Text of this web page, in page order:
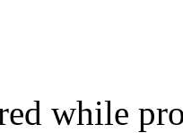
while